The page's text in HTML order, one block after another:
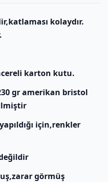
kolaydır.
karton kutu.
gr amerikan bristol
için,renkler
görmüş